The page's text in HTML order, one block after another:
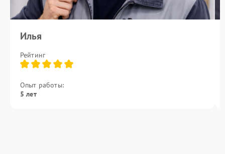
Илья
Рейтинг
Опыт работы:
5 лет